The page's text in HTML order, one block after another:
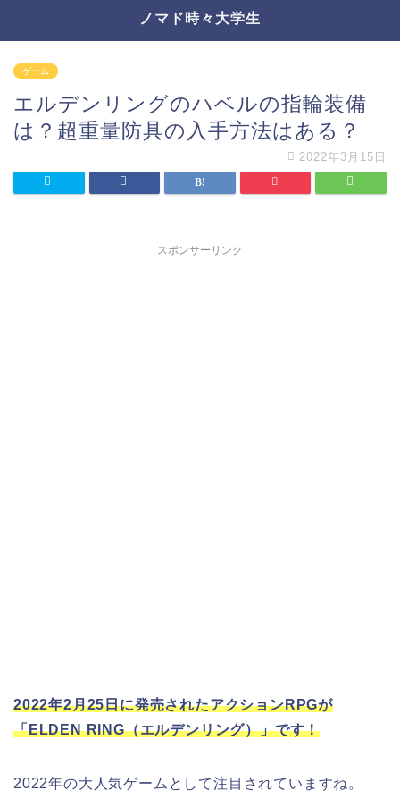
ノマド時々大学生
ゲーム
エルデンリングのハベルの指輪装備
は？超重量防具の入手方法はある？
2022年3月15日
スポンサーリンク
2022年2月25日に発売されたアクションRPGが
「ELDEN RING（エルデンリング）」です！
2022年の大人気ゲームとして注目されていますね。